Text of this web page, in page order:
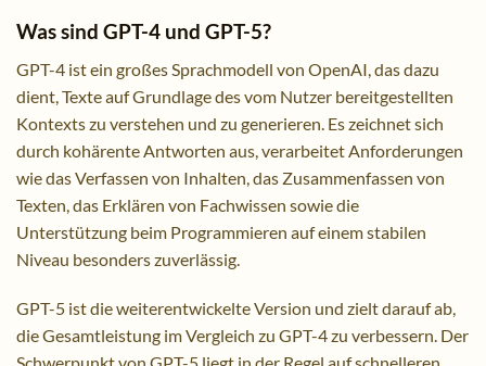
Was sind GPT-4 und GPT-5?
GPT-4 ist ein großes Sprachmodell von OpenAI, das dazu
dient, Texte auf Grundlage des vom Nutzer bereitgestellten
Kontexts zu verstehen und zu generieren. Es zeichnet sich
durch kohärente Antworten aus, verarbeitet Anforderungen
wie das Verfassen von Inhalten, das Zusammenfassen von
Texten, das Erklären von Fachwissen sowie die
Unterstützung beim Programmieren auf einem stabilen
Niveau besonders zuverlässig.
GPT-5 ist die weiterentwickelte Version und zielt darauf ab,
die Gesamtleistung im Vergleich zu GPT-4 zu verbessern. Der